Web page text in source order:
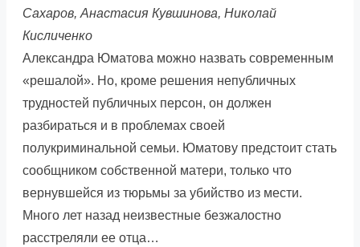
Сахаров, Анастасия Кувшинова, Николай
Кисличенко
Александра Юматова можно назвать современным
«решалой». Но, кроме решения непубличных
трудностей публичных персон, он должен
разбираться и в проблемах своей
полукриминальной семьи. Юматову предстоит стать
сообщником собственной матери, только что
вернувшейся из тюрьмы за убийство из мести.
Много лет назад неизвестные безжалостно
расстреляли ее отца…